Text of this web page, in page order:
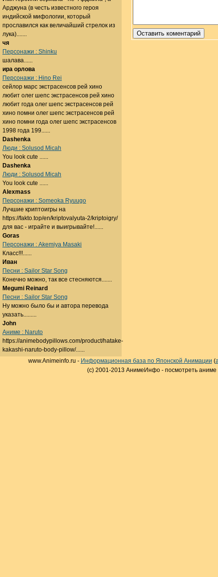
Арджуна (в честь известного героя
индийской мифологии, который
прославился как величайший стрелок из
лука).......
чя
Персонажи : Shinku
шалава......
ира орлова
Персонажи : Hino Rei
сейлор марс экстрасенсов рей хино
любит олег шепс экстрасенсов рей хино
любит года олег шепс экстрасенсов рей
хино помни олег шепс экстрасенсов рей
хино помни года олег шепс экстрасенсов
1998 года 199......
Dashenka
Люди : Solusod Micah
You look cute ......
Dashenka
Люди : Solusod Micah
You look cute ......
Alexmass
Персонажи : Someoka Ryuugo
Лучшие криптоигры на
https://fakto.top/en/kriptovalyuta-2/kriptoigry/
для вас - играйте и выигрывайте!......
Goras
Персонажи : Akemiya Masaki
Класс!!!......
Иван
Песни : Sailor Star Song
Конечно можно, так все стесняются.......
Megumi Reinard
Песни : Sailor Star Song
Ну можно было бы и автора перевода
указать.........
John
Аниме : Naruto
https://animebodypillows.com/product/hatake-
kakashi-naruto-body-pillow/......
www.Animeinfo.ru - Информационная база по Японской Анимации (
(c) 2001-2013 АнимеИнфо - посмотреть аниме